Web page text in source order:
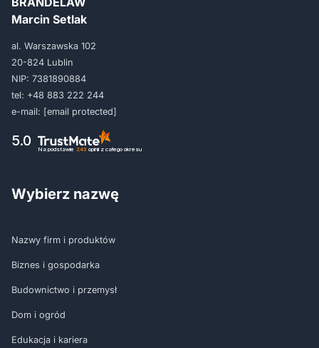
Marcin Setlak
al. Warszawska 102
20-824 Lublin
NIP: 7381890884
tel: +48 883 222 244
e-mail: [email protected]
5.0
Na podstawie 243 opinii z całego okresu
Wybierz nazwę
Nazwy firm i produktów
Biznes i gospodarka
Budownictwo i przemysł
Dom i ogród
Edukacja i kariera